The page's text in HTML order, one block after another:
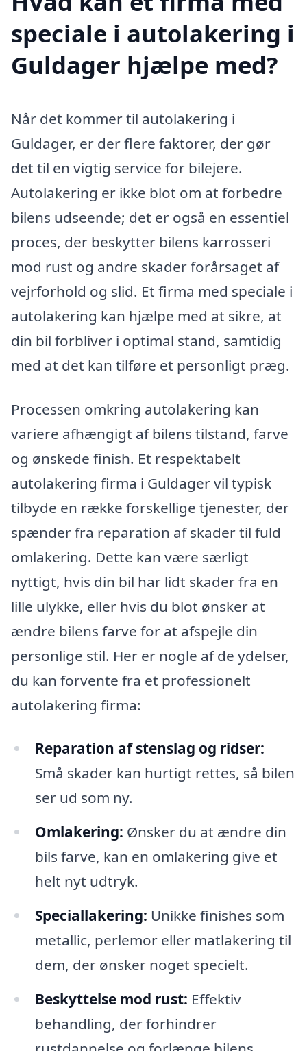
speciale i autolakering i
Guldager hjælpe med?
Når det kommer til autolakering i
Guldager, er der flere faktorer, der gør
det til en vigtig service for bilejere.
Autolakering er ikke blot om at forbedre
bilens udseende; det er også en essentiel
proces, der beskytter bilens karrosseri
mod rust og andre skader forårsaget af
vejrforhold og slid. Et firma med speciale i
autolakering kan hjælpe med at sikre, at
din bil forbliver i optimal stand, samtidig
med at det kan tilføre et personligt præg.
Processen omkring autolakering kan
variere afhængigt af bilens tilstand, farve
og ønskede finish. Et respektabelt
autolakering firma i Guldager vil typisk
tilbyde en række forskellige tjenester, der
spænder fra reparation af skader til fuld
omlakering. Dette kan være særligt
nyttigt, hvis din bil har lidt skader fra en
lille ulykke, eller hvis du blot ønsker at
ændre bilens farve for at afspejle din
personlige stil. Her er nogle af de ydelser,
du kan forvente fra et professionelt
autolakering firma:
Reparation af stenslag og ridser:
Små skader kan hurtigt rettes, så bilen
ser ud som ny.
Omlakering: Ønsker du at ændre din
bils farve, kan en omlakering give et
helt nyt udtryk.
Speciallakering: Unikke finishes som
metallic, perlemor eller matlakering til
dem, der ønsker noget specielt.
Beskyttelse mod rust: Effektiv
behandling, der forhindrer